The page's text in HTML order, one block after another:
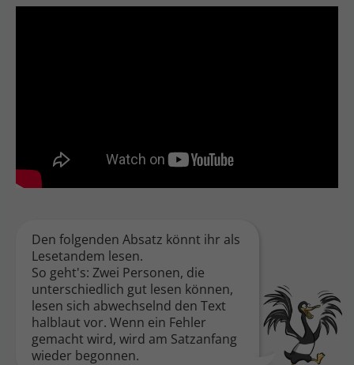
Den folgenden Absatz könnt ihr als
Lesetandem lesen.
So geht's: Zwei Personen, die
unterschiedlich gut lesen können,
lesen sich abwechselnd den Text
halblaut vor. Wenn ein Fehler
gemacht wird, wird am Satzanfang
wieder begonnen.